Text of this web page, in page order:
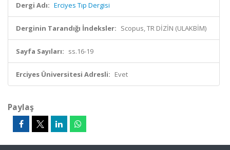
Dergi Adı: Erciyes Tıp Dergisi
Derginin Tarandığı İndeksler: Scopus, TR DİZİN (ULAKBİM)
Sayfa Sayıları: ss.16-19
Erciyes Üniversitesi Adresli: Evet
Paylaş